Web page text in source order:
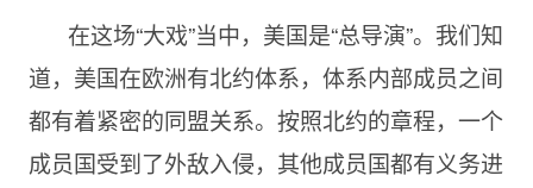
在这场“大戏”当中，美国是“总导演”。我们知
道，美国在欧洲有北约体系，体系内部成员之间
都有着紧密的同盟关系。按照北约的章程，一个
成员国受到了外敌入侵，其他成员国都有义务进